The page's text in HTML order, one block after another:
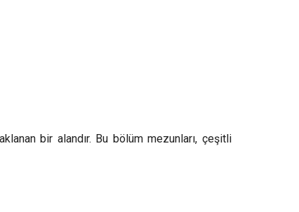
bir alandır. Bu bölüm mezunları, çeşitli